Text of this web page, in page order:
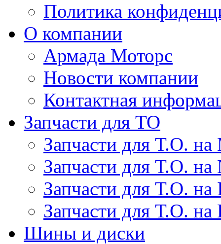
Политика
О компании
Армада Моторс
Новости компании
Контактная
Запчасти для ТО
Запчасти для Т.О. на
Запчасти для Т.О. на
Запчасти для Т.О.
Запчасти для Т.О. на
Шины и диски